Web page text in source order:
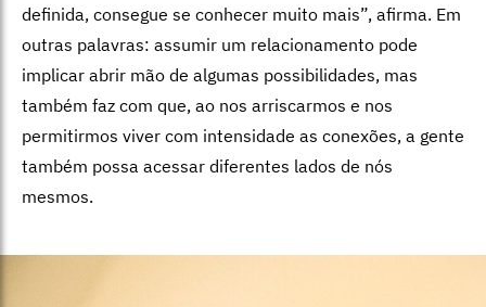
definida, consegue se conhecer muito mais”, afirma. Em
outras palavras: assumir um relacionamento pode
implicar abrir mão de algumas possibilidades, mas
também faz com que, ao nos arriscarmos e nos
permitirmos viver com intensidade as conexões, a gente
também possa acessar diferentes lados de nós
mesmos.